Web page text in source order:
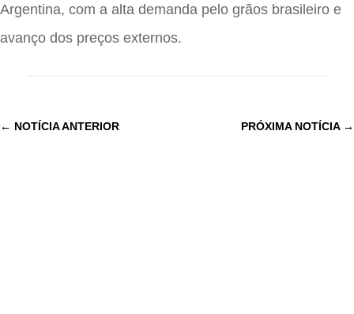
Argentina, com a alta demanda pelo grãos brasileiro e
avanço dos preços externos.
← NOTÍCIA ANTERIOR PRÓXIMA NOTÍCIA→